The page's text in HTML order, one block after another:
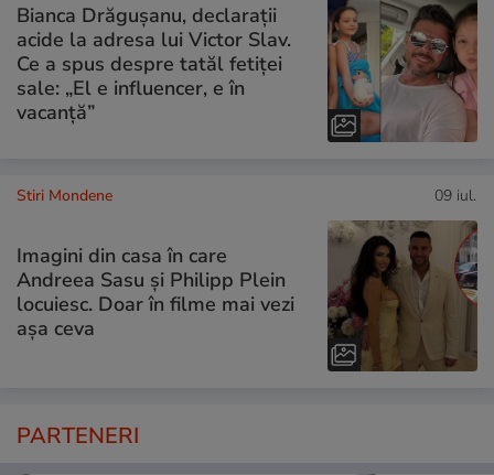
Bianca Drăgușanu, declarații
acide la adresa lui Victor Slav.
Ce a spus despre tatăl fetiței
sale: „El e influencer, e în
vacanță”
Stiri Mondene 09 iul.
Imagini din casa în care
Andreea Sasu și Philipp Plein
locuiesc. Doar în filme mai vezi
așa ceva
PARTENERI